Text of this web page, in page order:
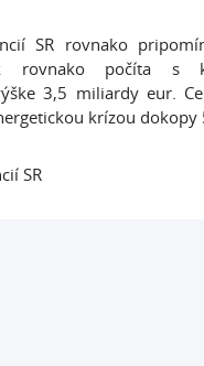
SR rovnako
počíta s
3,5 miliardy eur.
krízou
SR